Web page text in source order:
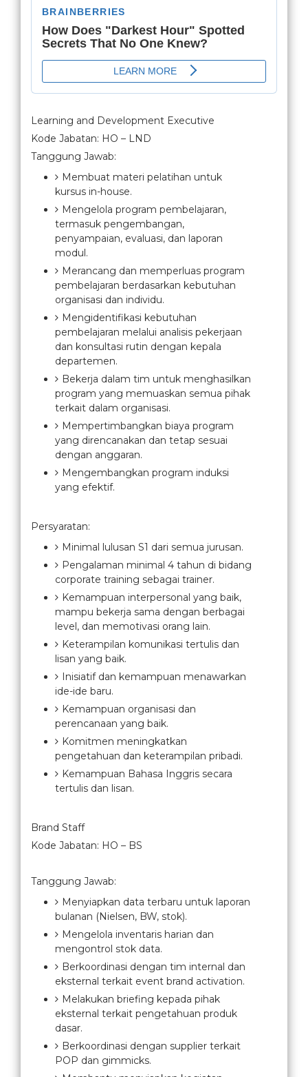
Learning and Development Executive
Kode Jabatan: HO – LND
Tanggung Jawab:
Membuat materi pelatihan untuk
kursus in-house.
Mengelola program pembelajaran,
termasuk pengembangan,
penyampaian, evaluasi, dan laporan
modul.
Merancang dan memperluas program
pembelajaran berdasarkan kebutuhan
organisasi dan individu.
Mengidentifikasi kebutuhan
pembelajaran melalui analisis pekerjaan
dan konsultasi rutin dengan kepala
departemen.
Bekerja dalam tim untuk menghasilkan
program yang memuaskan semua pihak
terkait dalam organisasi.
Mempertimbangkan biaya program
yang direncanakan dan tetap sesuai
dengan anggaran.
Mengembangkan program induksi
yang efektif.
Persyaratan:
Minimal lulusan S1 dari semua jurusan.
Pengalaman minimal 4 tahun di bidang
corporate training sebagai trainer.
Kemampuan interpersonal yang baik,
mampu bekerja sama dengan berbagai
level, dan memotivasi orang lain.
Keterampilan komunikasi tertulis dan
lisan yang baik.
Inisiatif dan kemampuan menawarkan
ide-ide baru.
Kemampuan organisasi dan
perencanaan yang baik.
Komitmen meningkatkan
pengetahuan dan keterampilan pribadi.
Kemampuan Bahasa Inggris secara
tertulis dan lisan.
Brand Staff
Kode Jabatan: HO – BS
Tanggung Jawab:
Menyiapkan data terbaru untuk laporan
bulanan (Nielsen, BW, stok).
Mengelola inventaris harian dan
mengontrol stok data.
Berkoordinasi dengan tim internal dan
eksternal terkait event brand activation.
Melakukan briefing kepada pihak
eksternal terkait pengetahuan produk
dasar.
Berkoordinasi dengan supplier terkait
POP dan gimmicks.